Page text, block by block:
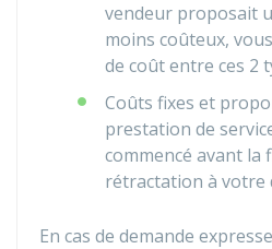
vendeur proposait
moins coûteux,
de coût entre ces 2
Coûts fixes et
prestation de
commencé avant la
rétractation à votre
En cas de demande